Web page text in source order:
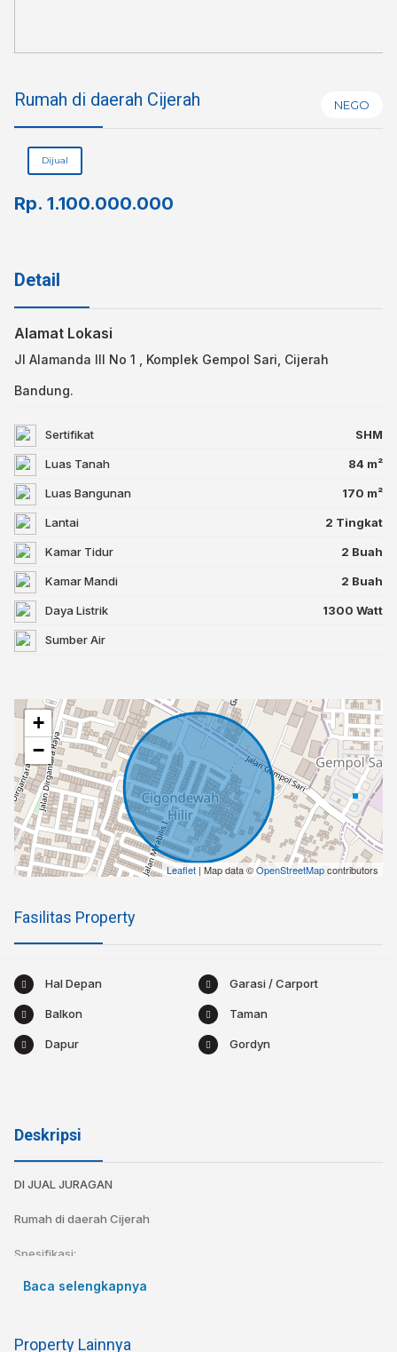
Rumah di daerah Cijerah NEGO
Dijual
Rp. 1.100.000.000
Detail
Alamat Lokasi
Jl Alamanda III No 1 , Komplek Gempol Sari, Cijerah
Bandung.
Sertifikat SHM
Luas Tanah 84 m²
Luas Bangunan 170 m²
Lantai 2 Tingkat
Kamar Tidur 2 Buah
Kamar Mandi 2 Buah
Daya Listrik 1300 Watt
Sumber Air
+
−
Leaflet | Map data ©OpenStreetMapcontributors
Fasilitas Property
Hal Depan Garasi / Carport
Balkon Taman
Dapur Gordyn
Deskripsi
DI JUAL JURAGAN
Rumah di daerah Cijerah
Spesifikasi:
Kamar tidur : 2
Baca selengkapnya
Property Lainnya